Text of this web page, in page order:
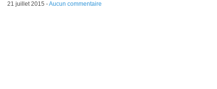
21 juillet 2015 -Aucun commentaire